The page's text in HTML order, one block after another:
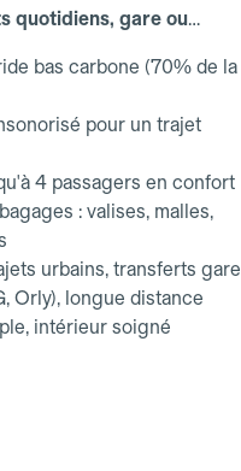
quotidiens, gare ou
bas carbone (70% de la
pour un trajet
4 passagers en confort
: valises, malles,
urbains, transferts gare
Orly), longue distance
intérieur soigné